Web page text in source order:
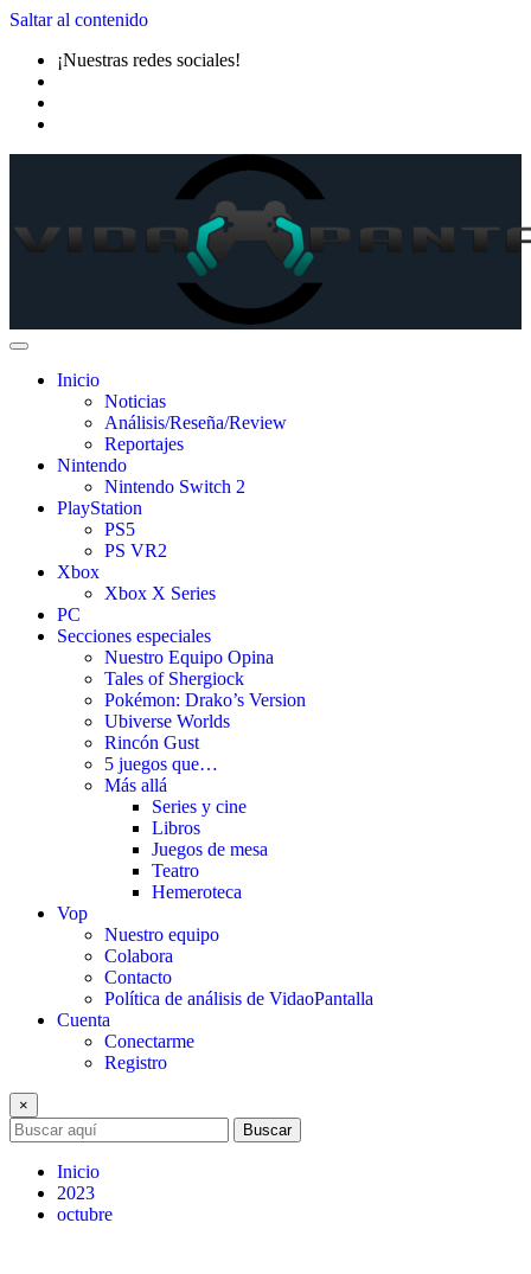
Saltar al contenido
¡Nuestras redes sociales!
Inicio
Noticias
Análisis/Reseña/Review
Reportajes
Nintendo
Nintendo Switch 2
PlayStation
PS5
PS VR2
Xbox
Xbox X Series
PC
Secciones especiales
Nuestro Equipo Opina
Tales of Shergiock
Pokémon: Drako’s Version
Ubiverse Worlds
Rincón Gust
5 juegos que…
Más allá
Series y cine
Libros
Juegos de mesa
Teatro
Hemeroteca
Vop
Nuestro equipo
Colabora
Contacto
Política de análisis de VidaoPantalla
Cuenta
Conectarme
Registro
×
Buscar
Inicio
2023
octubre